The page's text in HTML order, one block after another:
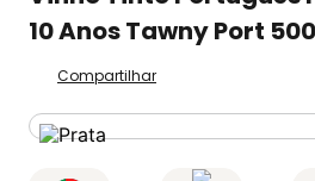
10 Anos Tawny Port
Compartilhar